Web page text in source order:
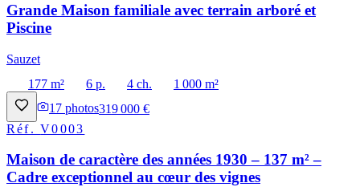
Grande Maison familiale avec terrain arboré et
Piscine
Sauzet
177 m²
6 p. 4 ch.
1 000 m²
17 photos319 000 €
Réf.V0003
Maison de caractère des années 1930 – 137 m² –
Cadre exceptionnel au cœur des vignes